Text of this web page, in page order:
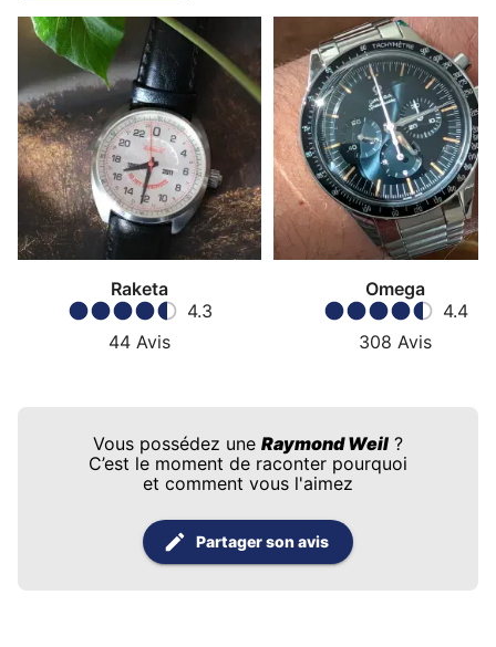
Raketa
4.3
44 Avis
Omega
4.4
308 Avis
Vous possédez une Raymond Weil?
C’est le moment de raconter pourquoi
et comment vous l'aimez
Partager son avis